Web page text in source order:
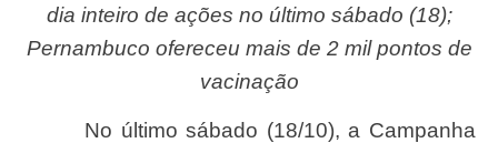
dia inteiro de ações no último sábado (18);
Pernambuco ofereceu mais de 2 mil pontos de
vacinação
No último sábado (18/10), a Campanha